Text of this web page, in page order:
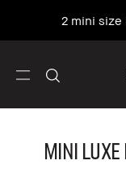
2 mini size
Mini